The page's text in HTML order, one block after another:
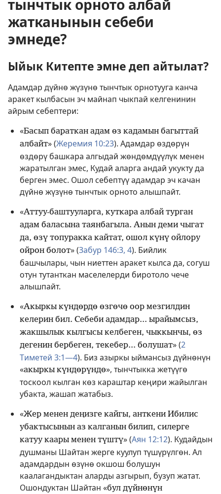
тынчтык орното албай
жатканынын себеби
эмнеде?
Ыйык Китепте эмне деп айтылат?
Адамдар дүйнө жүзүнө тынчтык орнотууга канча
аракет кылбасын эч майнап чыкпай келгенинин
айрым себептери:
«Басып бараткан адам өз кадамын багыттай
албайт» (Жеремия 10:23). Адамдар өздөрүн
өздөрү башкара алгыдай жөндөмдүүлүк менен
жаратылган эмес, Кудай аларга андай укукту да
берген эмес. Ошол себептүү адамдар эч качан
дүйнө жүзүнө тынчтык орното алышпайт.
«Аттуу-баштууларга, куткара албай турган
адам баласына таянбагыла. Анын деми чыгат
да, өзү топуракка кайтат, ошол күнү ойлору
ойрон болот» (Забур 146:3, 4). Бийлик
башчылары, чын ниеттен аракет кылса да, согуш
отун тутанткан маселелерди биротоло чече
алышпайт.
«Акыркы күндөрдө өзгөчө оор мезгилдин
келерин бил. Себеби адамдар... ырайымсыз,
жакшылык кылгысы келбеген, чыккынчы, өз
дегенин бербеген, текебер... болушат» (2
Тиметей 3:1—4). Биз азыркы ыймансыз дүйнөнүн
«акыркы күндөрүндө», тынчтыкка жетүүгө
тоскоол кылган көз караштар кеңири жайылган
убакта, жашап жатабыз.
«Жер менен деңизге кайгы, анткени Ибилис
убактысынын аз калганын билип, силерге
катуу каары менен түштү» (Аян 12:12). Кудайдын
душманы Шайтан жерге куулуп түшүрүлгөн. Ал
адамдардын өзүнө окшош болушун
каалагандыктан аларды азгырып, бузуп жатат.
Ошондуктан Шайтан «бул дүйнөнүн